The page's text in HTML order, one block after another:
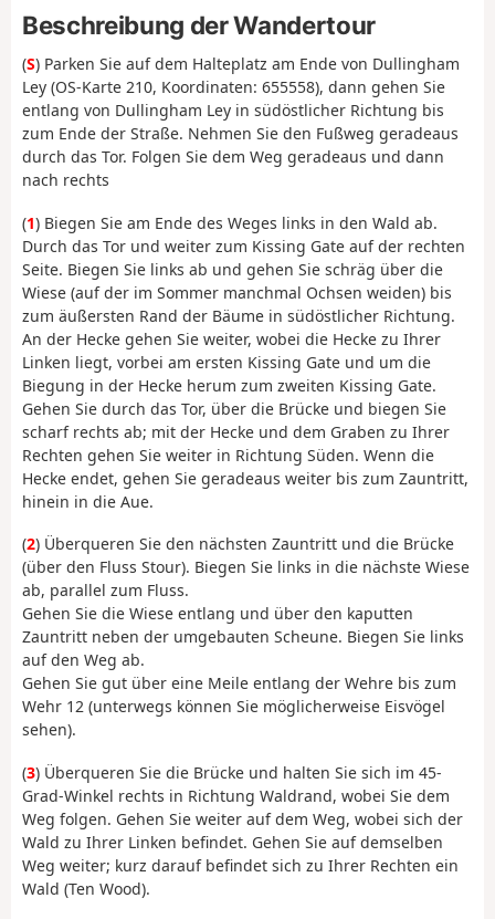
Beschreibung der Wandertour
(S) Parken Sie auf dem Halteplatz am Ende von Dullingham
Ley (OS-Karte 210, Koordinaten: 655558), dann gehen Sie
entlang von Dullingham Ley in südöstlicher Richtung bis
zum Ende der Straße. Nehmen Sie den Fußweg geradeaus
durch das Tor. Folgen Sie dem Weg geradeaus und dann
nach rechts
(1) Biegen Sie am Ende des Weges links in den Wald ab.
Durch das Tor und weiter zum Kissing Gate auf der rechten
Seite. Biegen Sie links ab und gehen Sie schräg über die
Wiese (auf der im Sommer manchmal Ochsen weiden) bis
zum äußersten Rand der Bäume in südöstlicher Richtung.
An der Hecke gehen Sie weiter, wobei die Hecke zu Ihrer
Linken liegt, vorbei am ersten Kissing Gate und um die
Biegung in der Hecke herum zum zweiten Kissing Gate.
Gehen Sie durch das Tor, über die Brücke und biegen Sie
scharf rechts ab; mit der Hecke und dem Graben zu Ihrer
Rechten gehen Sie weiter in Richtung Süden. Wenn die
Hecke endet, gehen Sie geradeaus weiter bis zum Zauntritt,
hinein in die Aue.
(2) Überqueren Sie den nächsten Zauntritt und die Brücke
(über den Fluss Stour). Biegen Sie links in die nächste Wiese
ab, parallel zum Fluss.
Gehen Sie die Wiese entlang und über den kaputten
Zauntritt neben der umgebauten Scheune. Biegen Sie links
auf den Weg ab.
Gehen Sie gut über eine Meile entlang der Wehre bis zum
Wehr 12 (unterwegs können Sie möglicherweise Eisvögel
sehen).
(3) Überqueren Sie die Brücke und halten Sie sich im 45-
Grad-Winkel rechts in Richtung Waldrand, wobei Sie dem
Weg folgen. Gehen Sie weiter auf dem Weg, wobei sich der
Wald zu Ihrer Linken befindet. Gehen Sie auf demselben
Weg weiter; kurz darauf befindet sich zu Ihrer Rechten ein
Wald (Ten Wood).